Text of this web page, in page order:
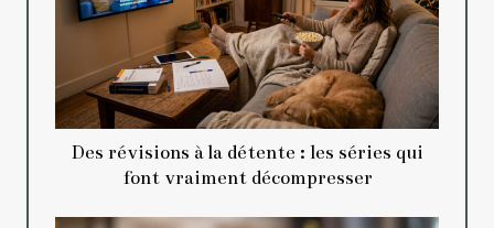
Des révisions à la détente : les séries qui
font vraiment décompresser